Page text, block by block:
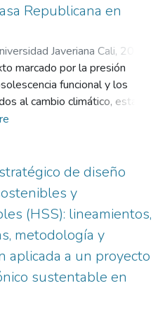
Republicana en
Javeriana Cali, 2025
Susana;Montoya Urrego,
;Zambrano de Valdenebro,
marcado por la presión
funcional y los
al cambio climático, esta
el reciclaje de
eficaz para la revitalización
construido. Mediante un
creación, el
análisis histórico, urbano,
y patrimonial de una vivienda
norte de Popayán. Como
la propuesta
de intervención que aplica
bioclimática,
integral y retrofit, priorizando
de diseño
y
(HSS): lineamientos,
metodología y
aplicada a un proyecto
sustentable en